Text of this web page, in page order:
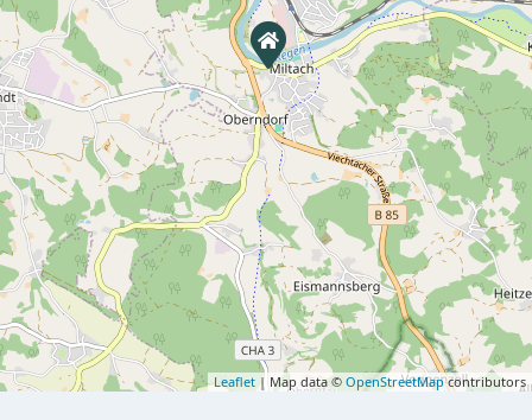
Leaflet | Map data © OpenStreetMapcontributors